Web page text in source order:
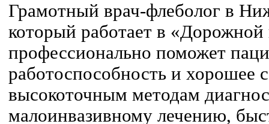
Грамотный врач-флеболог в
который работает в
профессионально поможет
работоспособность и хорошее
высокоточным методам
малоинвазивному лечению,